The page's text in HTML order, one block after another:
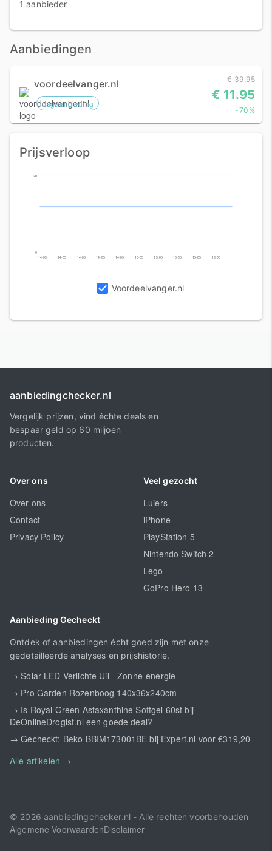
1 aanbieder
Aanbiedingen
voordeelvanger.nl
dagaanbieding
€ 39.95
€ 11.95
-70%
Prijsverloop
0
20
14-05 14-05 14-05 14-05 14-05 15-05 15-05 15-05 15-05 16-05
Voordeelvanger.nl
aanbiedingchecker.nl
Vergelijk prijzen, vind échte deals en
bespaar geld op 60 miljoen
producten.
Over ons
Over ons
Contact
Privacy Policy
Veel gezocht
Luiers
iPhone
PlayStation 5
Nintendo Switch 2
Lego
GoPro Hero 13
Aanbieding Gecheckt
Ontdek of aanbiedingen écht goed zijn met onze
gedetailleerde analyses en prijshistorie.
→ Solar LED Verlichte Uil - Zonne-energie
→ Pro Garden Rozenboog 140x36x240cm
→ Is Royal Green Astaxanthine Softgel 60st bij
DeOnlineDrogist.nl een goede deal?
→ Gecheckt: Beko BBIM173001BE bij Expert.nl voor €319,20
Alle artikelen →
© 2026 aanbiedingchecker.nl - Alle rechten voorbehouden
Algemene VoorwaardenDisclaimer